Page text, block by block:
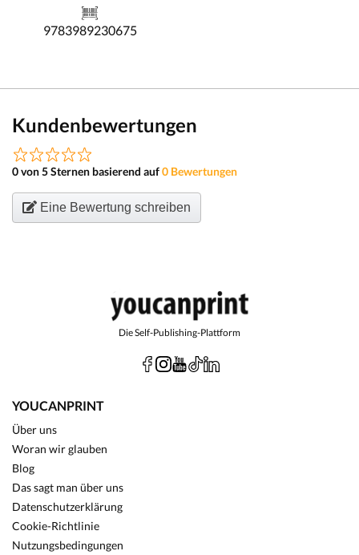
9783989230675
Kundenbewertungen
0 von 5 Sternen basierend auf0 Bewertungen
Eine Bewertung schreiben
Die Self-Publishing-Plattform
YOUCANPRINT
Über uns
Woran wir glauben
Blog
Das sagt man über uns
Datenschutzerklärung
Cookie-Richtlinie
Nutzungsbedingungen